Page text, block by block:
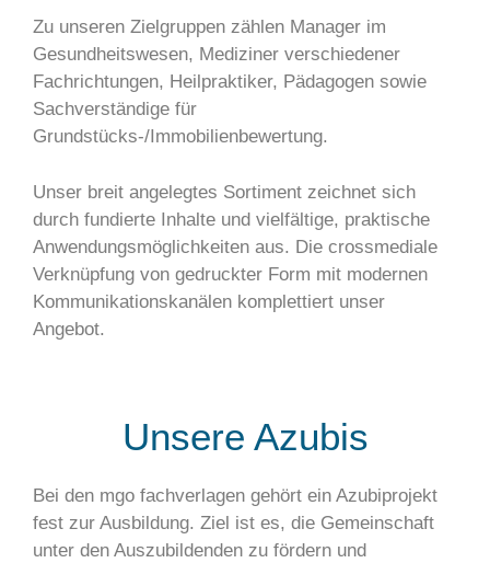
Zu unseren Zielgruppen zählen Manager im
Gesundheitswesen, Mediziner verschiedener
Fachrichtungen, Heilpraktiker, Pädagogen sowie
Sachverständige für
Grundstücks-/Immobilienbewertung.
Unser breit angelegtes Sortiment zeichnet sich
durch fundierte Inhalte und vielfältige, praktische
Anwendungsmöglichkeiten aus. Die crossmediale
Verknüpfung von gedruckter Form mit modernen
Kommunikationskanälen komplettiert unser
Angebot.
Unsere Azubis
Bei den mgo fachverlagen gehört ein Azubiprojekt
fest zur Ausbildung. Ziel ist es, die Gemeinschaft
unter den Auszubildenden zu fördern und